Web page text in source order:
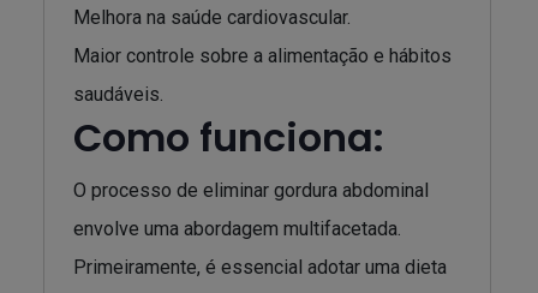
Melhora na saúde cardiovascular.
Maior controle sobre a alimentação e hábitos
saudáveis.
Como funciona:
O processo de eliminar gordura abdominal
envolve uma abordagem multifacetada.
Primeiramente, é essencial adotar uma dieta